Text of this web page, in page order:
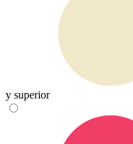
y superior